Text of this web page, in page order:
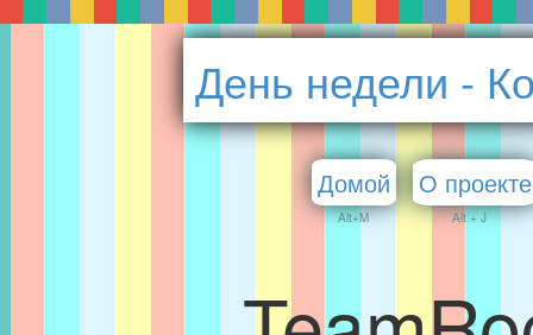
День недели -
Домой
Alt+M
О проекте
Alt + J